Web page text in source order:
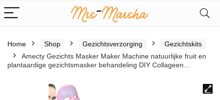
Home Shop Gezichtsverzorging
Gezichtskits
Amecty Gezichts Masker Maker Machine natuurlijke fruit en
plantaardige gezichtsmasker behandeling DIY Collageen…